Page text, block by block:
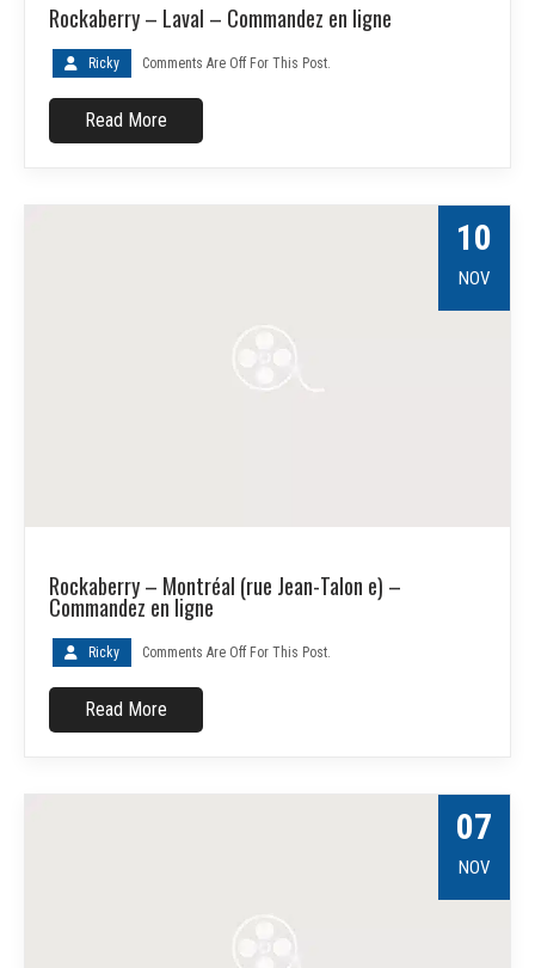
Rockaberry – Laval – Commandez en ligne
Ricky Comments Are Off For This Post.
Read More
10
NOV
Rockaberry – Montréal (rue Jean-Talon e) –
Commandez en ligne
Ricky Comments Are Off For This Post.
Read More
07
NOV